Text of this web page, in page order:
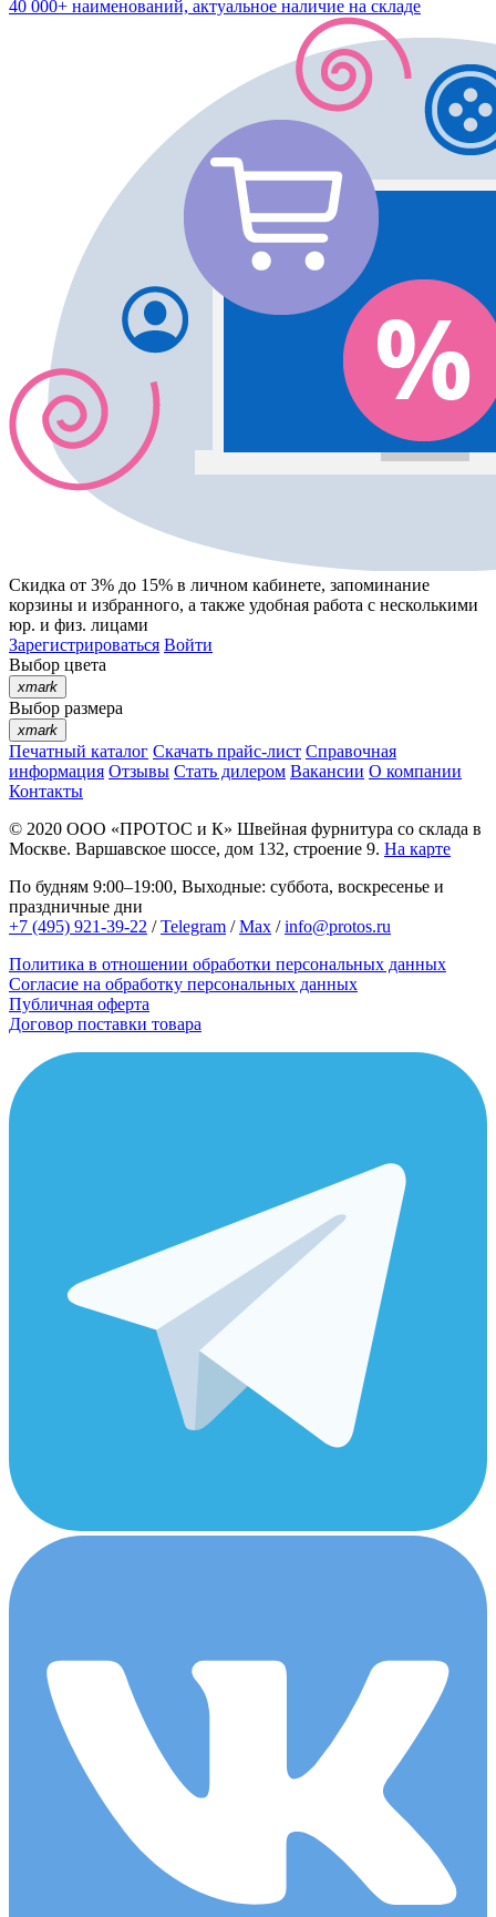
40 000+ наименований, актуальное наличие на складе
Скидка от 3% до 15% в личном кабинете, запоминание
корзины и избранного, а также удобная работа с несколькими
юр. и физ. лицами
Зарегистрироваться Войти
Выбор цвета
xmark
Выбор размера
xmark
Печатный каталог Скачать прайс-лист Справочная
информация Отзывы Стать дилером Вакансии О компании
Контакты
© 2020 ООО «ПРОТОС и К» Швейная фурнитура со склада в
Москве. Варшавское шоссе, дом 132, строение 9. На карте
По будням 9:00–19:00, Выходные: суббота, воскресенье и
праздничные дни
+7 (495) 921-39-22 /Telegram /Max /info@protos.ru
Политика в отношении обработки персональных данных
Согласие на обработку персональных данных
Публичная оферта
Договор поставки товара